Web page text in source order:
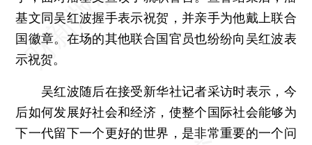
基文同吴红波握手表示祝贺，并亲手为他戴上联合
国徽章。在场的其他联合国官员也纷纷向吴红波表
示祝贺。
吴红波随后在接受新华社记者采访时表示，今
后如何发展好社会和经济，使整个国际社会能够为
下一代留下一个更好的世界，是非常重要的一个问